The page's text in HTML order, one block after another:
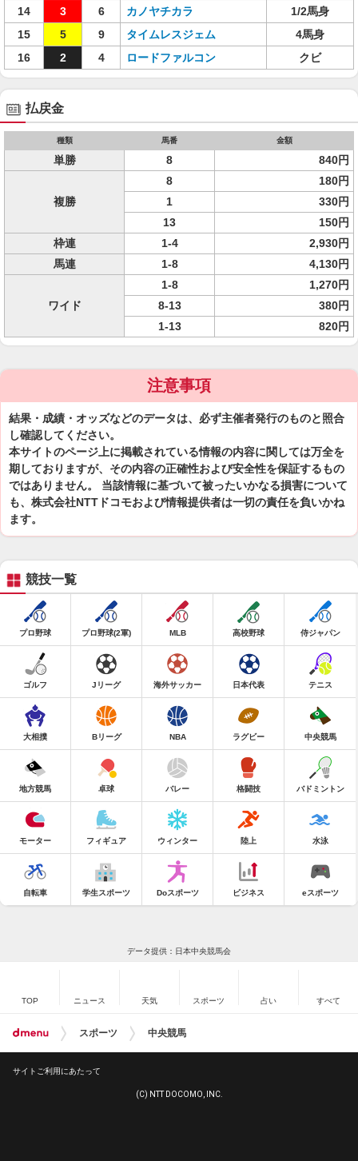
14
3 6 カノヤチカラ
1/2馬身
15
5 9 タイムレスジェム
4馬身
16
2 4 ロードファルコン クビ
払戻金
種類 馬番 金額
単勝 8 840円
複勝
8
180円
1
330円
13
150円
枠連
1-4
2,930円
馬連
1-8 4,130円
ワイド
1-8
1,270円
8-13
380円
1-13
820円
注意事項
結果・成績・オッズなどのデータは、必ず主催者発行のものと照合
し確認してください。
本サイトのページ上に掲載されている情報の内容に関しては万全を
期しておりますが、その内容の正確性および安全性を保証するもの
ではありません。 当該情報に基づいて被ったいかなる損害について
も、株式会社NTTドコモおよび情報提供者は一切の責任を負いかね
ます。
競技一覧
プロ野球 プロ野球(2軍) MLB 高校野球 侍ジャパン
ゴルフ Jリーグ 海外サッカー 日本代表 テニス
大相撲 Bリーグ NBA ラグビー 中央競馬
地方競馬 卓球 バレー 格闘技 バドミントン
モーター フィギュア ウィンター 陸上 水泳
自転車 学生スポーツ Doスポーツ ビジネス eスポーツ
データ提供：日本中央競馬会
TOP ニュース 天気 スポーツ 占い すべて
スポーツ 中央競馬
サイトご利用にあたって
(C) NTT DOCOMO, INC.